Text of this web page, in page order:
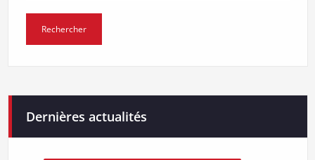
Dernières actualités